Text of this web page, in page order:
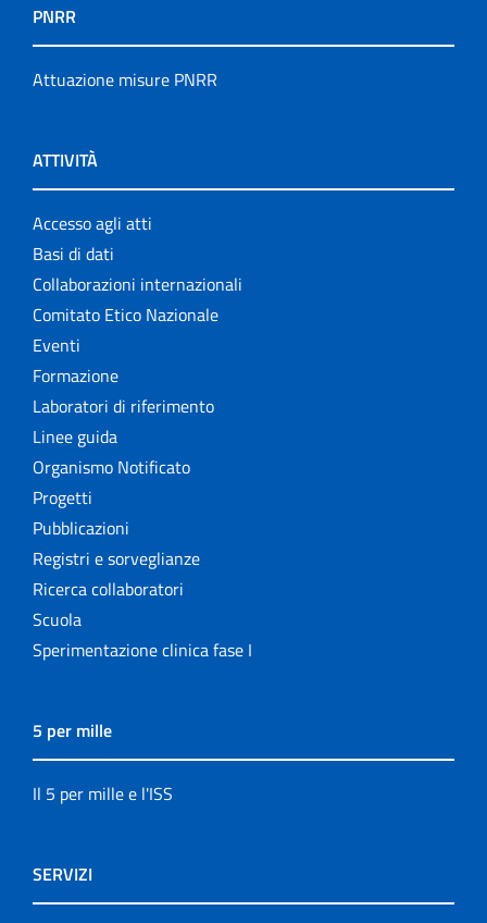
PNRR
Attuazione misure PNRR
ATTIVITÀ
Accesso agli atti
Basi di dati
Collaborazioni internazionali
Comitato Etico Nazionale
Eventi
Formazione
Laboratori di riferimento
Linee guida
Organismo Notificato
Progetti
Pubblicazioni
Registri e sorveglianze
Ricerca collaboratori
Scuola
Sperimentazione clinica fase I
5 per mille
Il 5 per mille e l'ISS
SERVIZI